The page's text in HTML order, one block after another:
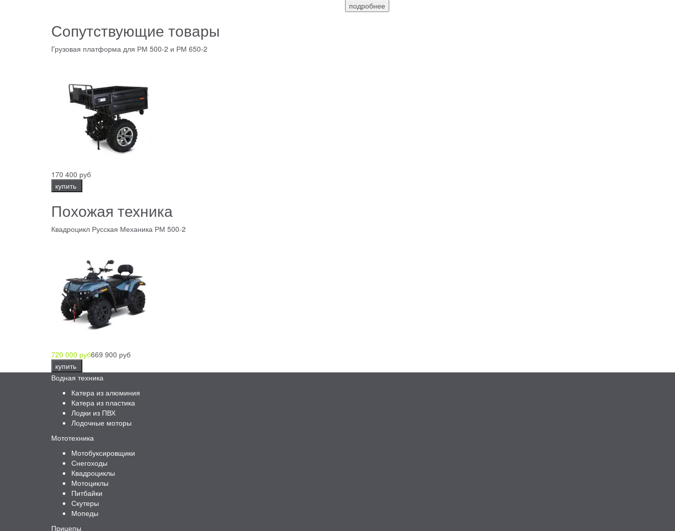
подробнее
Сопутствующие товары
Грузовая платформа для РМ 500-2 и РМ 650-2
170 400 руб
купить
Похожая техника
Квадроцикл Русская Механика РМ 500-2
720 000 руб669 900 руб
купить
Водная техника
Катера из алюминия
Катера из пластика
Лодки из ПВХ
Лодочные моторы
Мототехника
Мотобуксировщики
Снегоходы
Квадроциклы
Мотоциклы
Питбайки
Скутеры
Мопеды
Прицепы